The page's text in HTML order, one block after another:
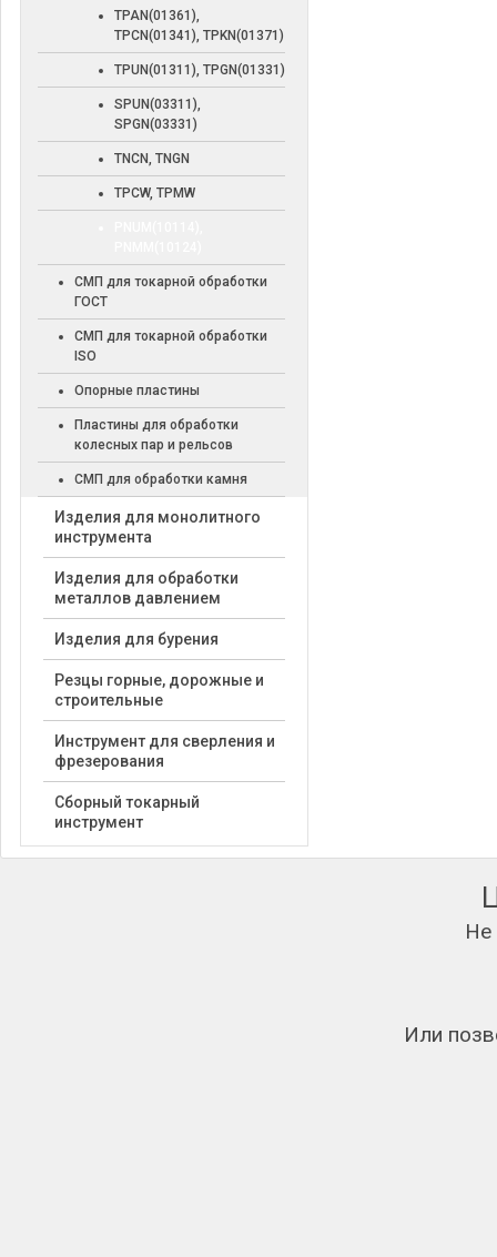
TPAN(01361),
TPCN(01341), TPKN(01371)
TPUN(01311), TPGN(01331)
SPUN(03311),
SPGN(03331)
TNCN, TNGN
TPCW, TPMW
СМП для токарной обработки
ГОСТ
СМП для токарной обработки
ISO
Опорные пластины
Пластины для обработки
колесных пар и рельсов
СМП для обработки камня
Изделия для монолитного
инструмента
Изделия для обработки
металлов давлением
Изделия для бурения
Резцы горные, дорожные и
строительные
Инструмент для сверления и
фрезерования
Сборный токарный
инструмент
Не
Или